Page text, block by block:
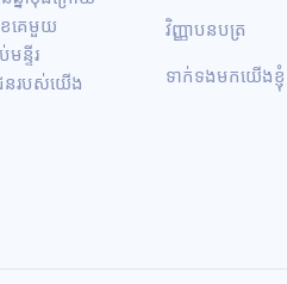
ខគេមួយ
ន្ទីរ
នរបស់យើង
វិញ្ញាបនបត្រ
ទាក់ទងមកយើងខ្ញុំ